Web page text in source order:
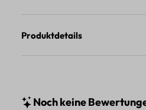
Produktdetails
Noch keine